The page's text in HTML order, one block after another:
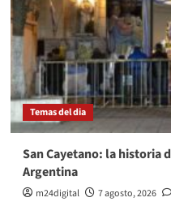
Temas del dia
San Cayetano: la historia
Argentina
m24digital 7 agosto, 2026